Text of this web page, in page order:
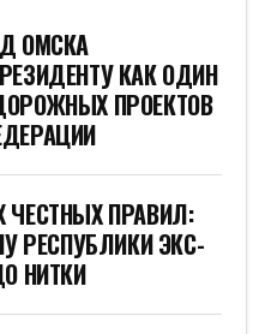
ОМСКА
КАК ОДИН
ПРОЕКТОВ
ПРАВИЛ:
РЕСПУБЛИКИ ЭКС-
НИТКИ